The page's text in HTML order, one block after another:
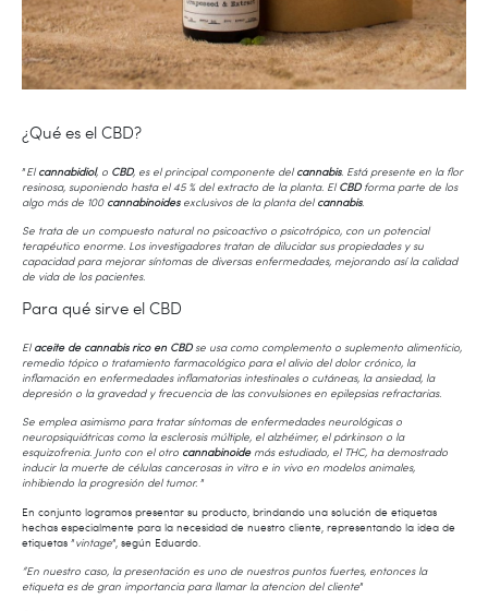
¿Qué es el CBD?
”El cannabidiol, o CBD, es el principal componente del cannabis. Está presente en la flor
resinosa, suponiendo hasta el 45 % del extracto de la planta. El CBDforma parte de los
algo más de 100 cannabinoidesexclusivos de la planta del cannabis.
Se trata de un compuesto natural no psicoactivo o psicotrópico, con un potencial
terapéutico enorme. Los investigadores tratan de dilucidar sus propiedades y su
capacidad para mejorar síntomas de diversas enfermedades, mejorando así la calidad
de vida de los pacientes.
Para qué sirve el CBD
El aceite de cannabis rico en CBDse usa como complemento o suplemento alimenticio,
remedio tópico o tratamiento farmacológico para el alivio del dolor crónico, la
inflamación en enfermedades inflamatorias intestinales o cutáneas, la ansiedad, la
depresión o la gravedad y frecuencia de las convulsiones en epilepsias refractarias.
Se emplea asimismo para tratar síntomas de enfermedades neurológicas o
neuropsiquiátricas como la esclerosis múltiple, el alzhéimer, el párkinson o la
esquizofrenia. Junto con el otro cannabinoide más estudiado, el THC, ha demostrado
inducir la muerte de células cancerosas in vitro e in vivo en modelos animales,
inhibiendo la progresión del tumor. ”
En conjunto logramos presentar su producto, brindando una solución de etiquetas
hechas especialmente para la necesidad de nuestro cliente, representando la idea de
etiquetas ”vintage”, según Eduardo.
”En nuestro caso, la presentación es uno de nuestros puntos fuertes, entonces la
etiqueta es de gran importancia para llamar la atencion del cliente”